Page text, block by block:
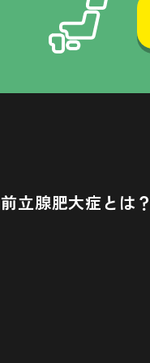
前立腺肥大症とは